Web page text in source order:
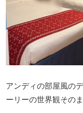
アンディの部屋風の
ーリーの世界観その